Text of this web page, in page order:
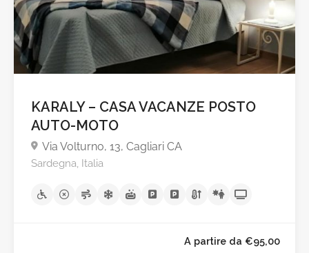
KARALY – CASA VACANZE POSTO
AUTO-MOTO
Via Volturno, 13, Cagliari CA
Sardegna, Italia